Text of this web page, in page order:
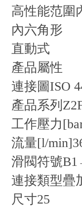
高性能范圍
內六角形
直動式
產品屬性
連接圖ISO
產品系列
工作壓力
流量[l/min]
滑閥符號
連接類型疊
尺寸25